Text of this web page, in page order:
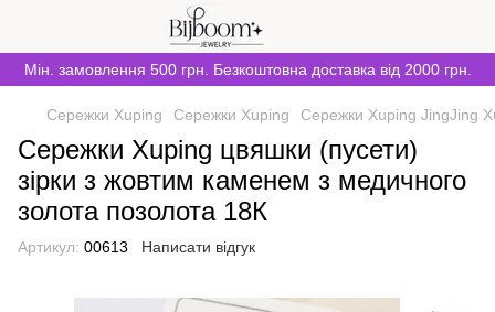
Мін. замовлення 500 грн. Безкоштовна доставка від 2000 грн.
Сережки Xuping Сережки Xuping Сережки Xuping JingJing
Сережки Xuping цвяшки (пусети)
зірки з жовтим каменем з медичного
золота позолота 18К
Артикул: 00613 Написати відгук